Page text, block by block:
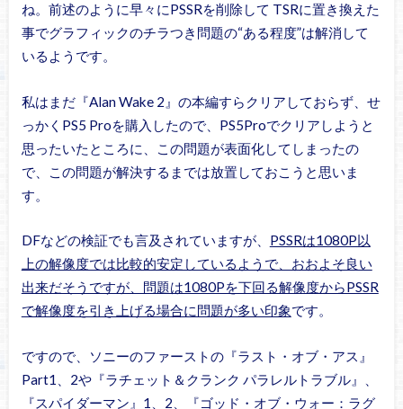
ね。前述のように早々にPSSRを削除して TSRに置き換えた
事でグラフィックのチラつき問題の“ある程度”は解消して
いるようです。
私はまだ『Alan Wake 2』の本編すらクリアしておらず、せ
っかくPS5 Proを購入したので、PS5Proでクリアしようと
思ったいたところに、この問題が表面化してしまったの
で、この問題が解決するまでは放置しておこうと思いま
す。
DFなどの検証でも言及されていますが、 PSSRは1080P以
上の解像度では比較的安定しているようで、おおよそ良い
出来だそうですが、問題は1080Pを下回る解像度からPSSR
で解像度を引き上げる場合に問題が多い印象です。
ですので、ソニーのファーストの『ラスト・オブ・アス』
Part1、2や『ラチェット＆クランク パラレルトラブル』、
『スパイダーマン』1、2、『ゴッド・オブ・ウォー：ラグ